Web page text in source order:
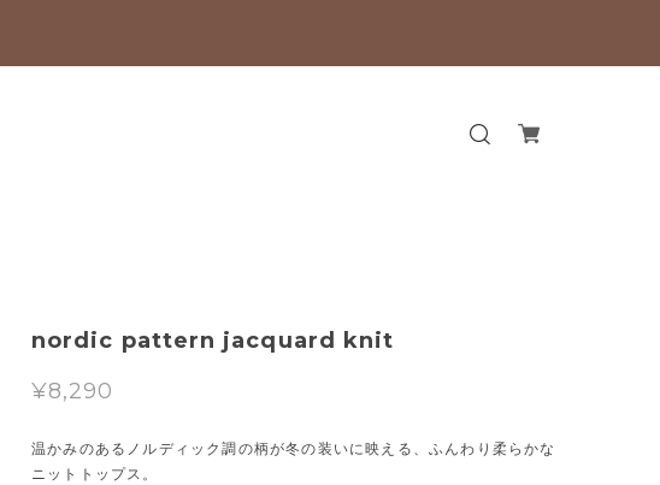
nordic pattern jacquard knit
¥8,290
温かみのあるノルディック調の柄が冬の装いに映える、ふんわり柔らかな
ニットトップス。